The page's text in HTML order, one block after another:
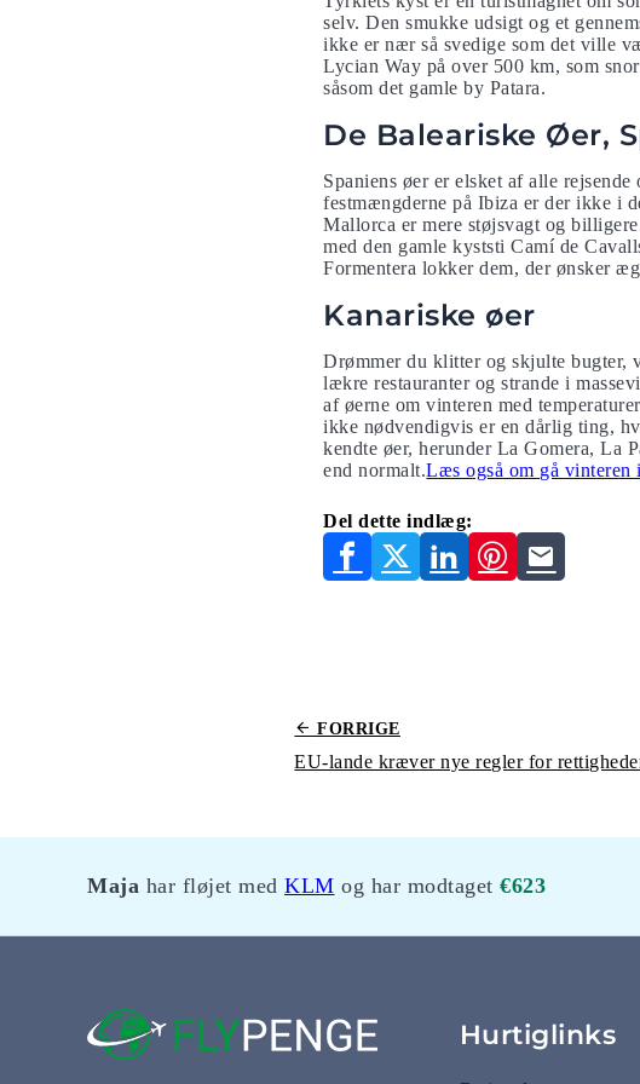
selv. Den smukke udsigt og et
ikke er nær så svedige som det ville
Lycian Way på over 500 km, som
såsom det gamle by Patara.
De Baleariske Øer,
Spaniens øer er elsket af alle
festmængderne på Ibiza er der ikke i
Mallorca er mere støjsvagt og
med den gamle kyststi Camí de
Formentera lokker dem, der ønsker
Kanariske øer
Drømmer du klitter og skjulte bugter,
lækre restauranter og strande i
af øerne om vinteren med
ikke nødvendigvis er en dårlig ting,
kendte øer, herunder La Gomera, La
end normalt.Læs også om gå vinteren
Del dette indlæg:
FORRIGE
Maja har fløjet med KLM og har modtaget €623
Hurtiglinks